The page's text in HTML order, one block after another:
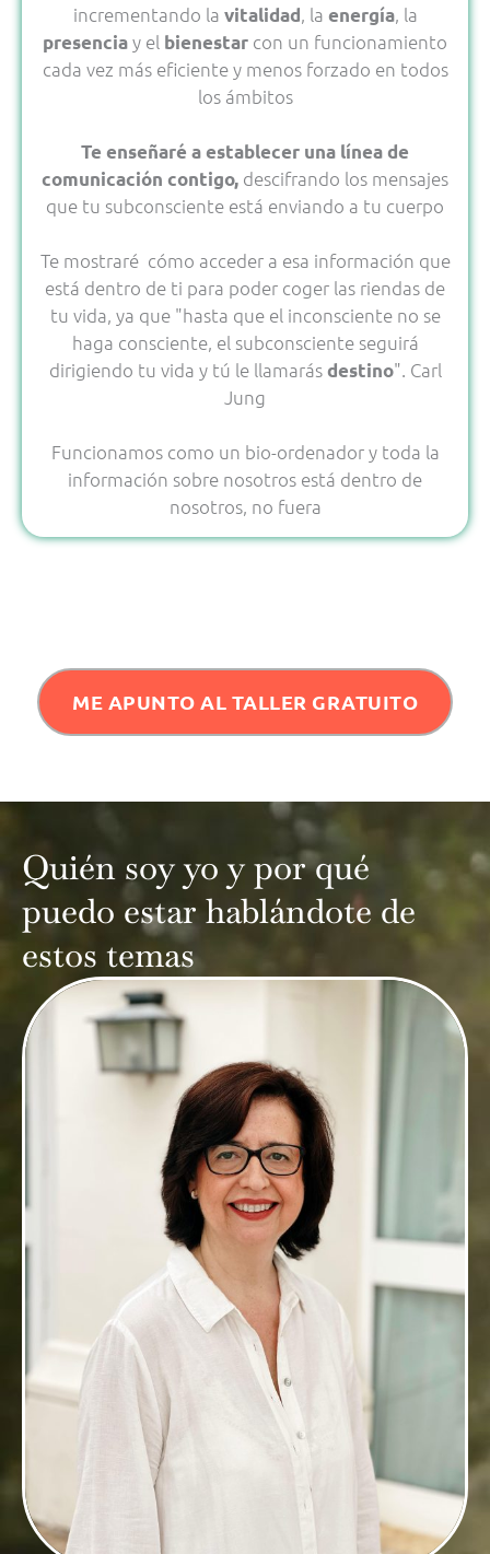
incrementando la vitalidad, la energía, la
presenciay el bienestar con un funcionamiento
cada vez más eficiente y menos forzado en todos
los ámbitos
Te enseñaré a establecer una línea de
comunicación contigo, descifrando los mensajes
que tu subconsciente está enviando a tu cuerpo
Te mostraré cómo acceder a esa información que
está dentro de ti para poder coger las riendas de
tu vida, ya que "hasta que el inconsciente no se
haga consciente, el subconsciente seguirá
dirigiendo tu vida y tú le llamarásdestino". Carl
Jung
Funcionamos como un bio-ordenador y toda la
información sobre nosotros está dentro de
nosotros, no fuera
ME APUNTO AL TALLER GRATUITO
Quién soy yo y por qué
puedo estar hablándote de
estos temas